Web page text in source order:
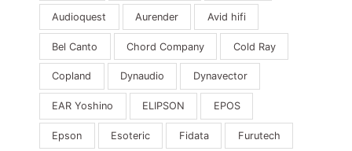
Audioquest Aurender Avid hifi
Bel Canto Chord Company Cold Ray
Copland Dynaudio Dynavector
EAR Yoshino ELIPSON EPOS
Epson Esoteric Fidata Furutech